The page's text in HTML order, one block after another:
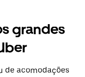
grandes
de acomodações